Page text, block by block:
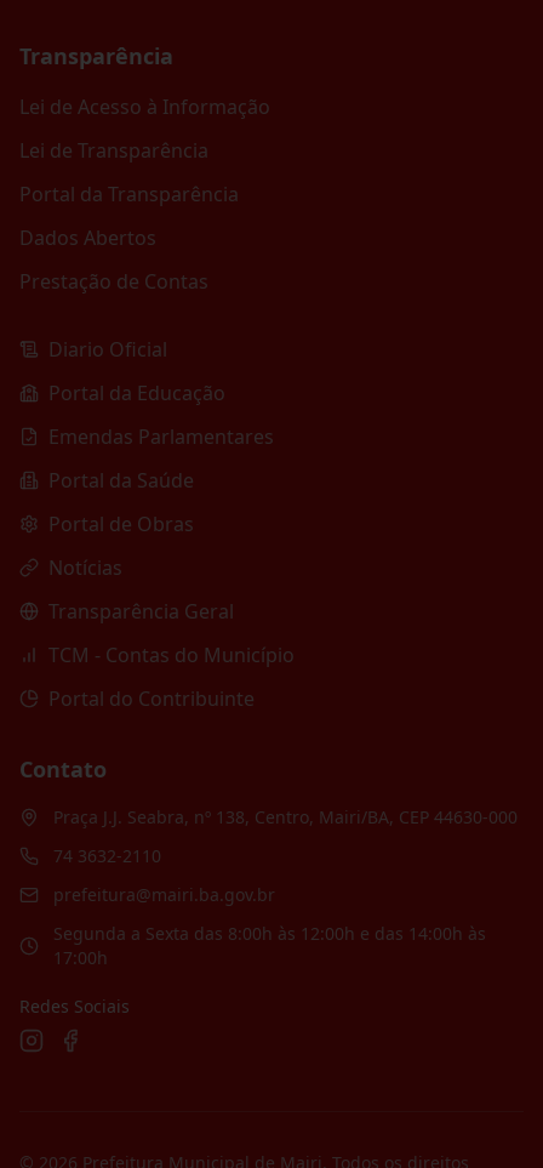
Transparência
Lei de Acesso à Informação
Lei de Transparência
Portal da Transparência
Dados Abertos
Prestação de Contas
Diario Oficial
Portal da Educação
Emendas Parlamentares
Portal da Saúde
Portal de Obras
Notícias
Transparência Geral
TCM - Contas do Município
Portal do Contribuinte
Contato
Praça J.J. Seabra, nº 138, Centro, Mairi/BA, CEP 44630-000
74 3632-2110
prefeitura@mairi.ba.gov.br
Segunda a Sexta das 8:00h às 12:00h e das 14:00h às
17:00h
Redes Sociais
© 2026 Prefeitura Municipal de Mairi. Todos os direitos